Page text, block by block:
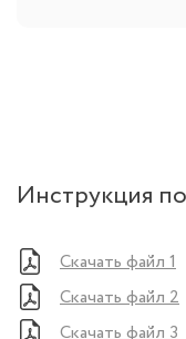
Инструкция
Скачать файл 1
Скачать файл 2
Скачать файл 3